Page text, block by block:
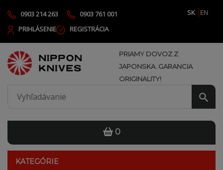
0903 214 263 0903 761 001 SK
EN
PRIHLÁSENIE
REGISTRÁCIA
PRIAMY DOVOZ Z
JAPONSKA. GARANCIA
ORIGINALITY!
0
KATEGÓRIE